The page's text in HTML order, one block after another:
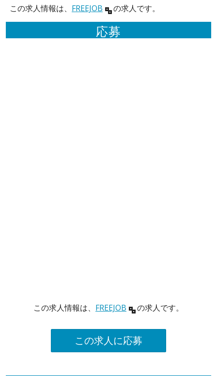
この求人情報は、 FREEJOB の求人です。
応募
この求人情報は、 FREEJOB の求人です。
この求人に応募